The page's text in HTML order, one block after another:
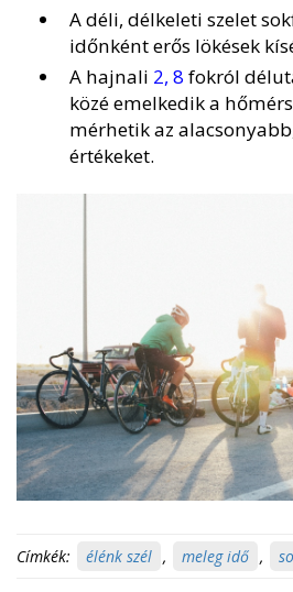
A déli, délkeleti szelet
időnként erős lökések
A hajnali 2, 8 fokról
közé emelkedik a
mérhetik az
értékeket.
Címkék: élénk szél , meleg idő ,